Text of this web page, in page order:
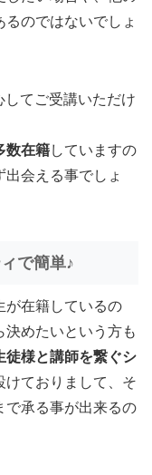
のではないでしょ
てご受講いただけ
数在籍していますの
会える事でしょ
で簡単♪
が在籍しているの
めたいという方も
徒様と講師を繋ぐシ
けておりまして、そ
で承る事が出来るの